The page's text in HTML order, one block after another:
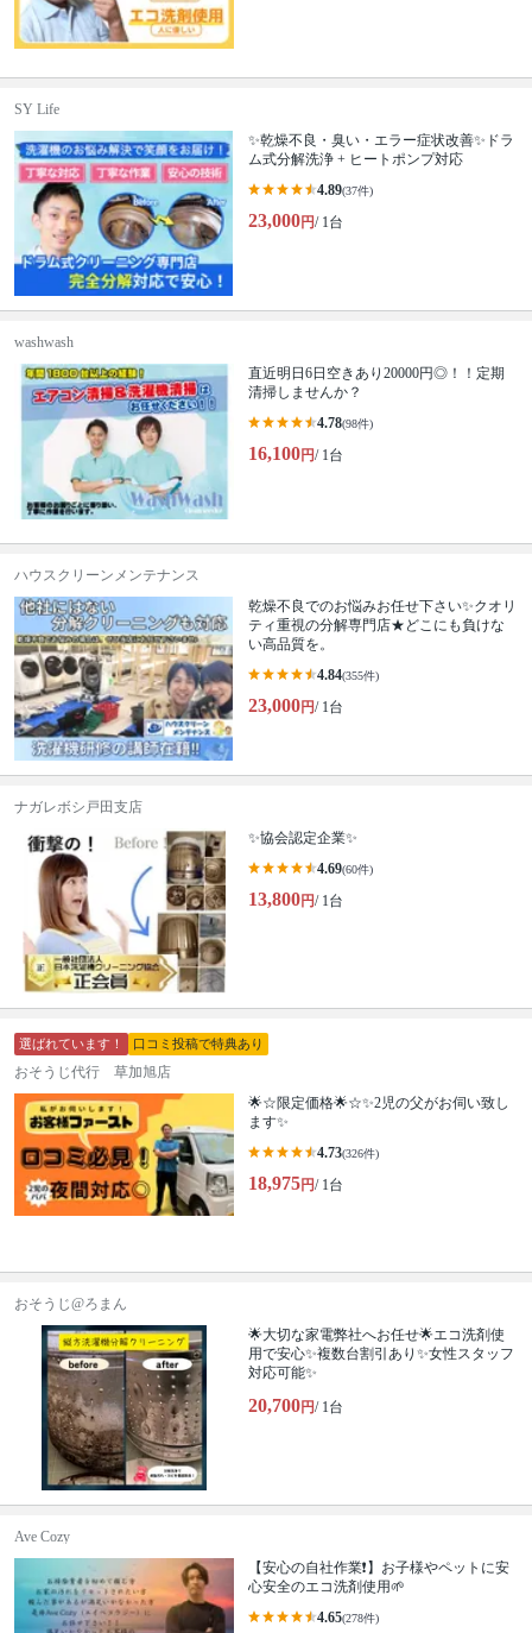
SY Life
✨乾燥不良・臭い・エラー症状改善✨ドラ
ム式分解洗浄 + ヒートポンプ対応
4.89(37件)
23,000円/ 1台
washwash
直近明日6日空きあり20000円◎！！定期
清掃しませんか？
4.78(98件)
16,100円/ 1台
ハウスクリーンメンテナンス
乾燥不良でのお悩みお任せ下さい✨クオリ
ティ重視の分解専門店★どこにも負けな
い高品質を。
4.84(355件)
23,000円/ 1台
ナガレボシ戸田支店
✨協会認定企業✨
4.69(60件)
13,800円/ 1台
選ばれています！ 口コミ投稿で特典あり
おそうじ代行 草加旭店
🌟☆限定価格🌟☆✨2児の父がお伺い致し
ます✨
4.73(326件)
18,975円/ 1台
おそうじ@ろまん
🌟大切な家電弊社へお任せ🌟エコ洗剤使
用で安心✨複数台割引あり✨女性スタッフ
対応可能✨
20,700円/ 1台
Ave Cozy
【安心の自社作業❗️】お子様やペットに安
心安全のエコ洗剤使用🌱
4.65(278件)